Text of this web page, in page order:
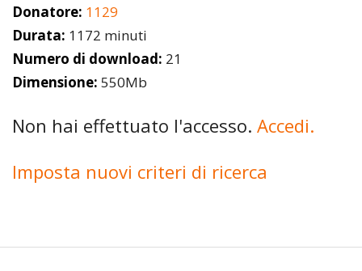
Donatore: 1129
Durata: 1172 minuti
Numero di download: 21
Dimensione: 550Mb
Non hai effettuato l'accesso. Accedi.
Imposta nuovi criteri di ricerca